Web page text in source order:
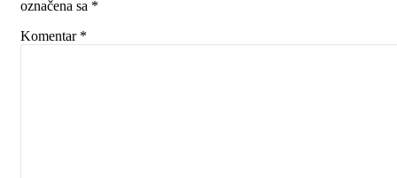
označena sa *
Komentar *